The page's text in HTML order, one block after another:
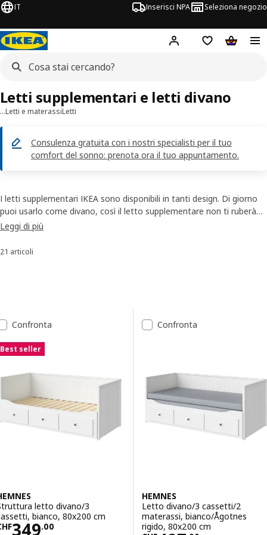
IT Inserisci NPA Seleziona negozio
Hej! Accedi ora
Foglietto degli
Carrello
…Letti e materassiLetti
Consulenza gratuita con i nostri specialisti per il tuo
comfort del sonno: prenota ora il tuo appuntamento.
Letti supplementari e letti divano
I letti supplementari IKEA sono disponibili in tanti design. Di giorno
puoi usarlo come divano, così il letto supplementare non ti ruberà
spazio prezioso e potrai godertelo nelle pause di relax.
Leggi di più
Ordina e filtra
21 articoli
Elenco dei risultati
Confronta
Best seller
letto divano/3
bianco, 80x200 cm
349.00CHF 349.00
Confronta
HEMNES
Letto divano/3 cassetti/2
materassi, bianco/Ågotnes
rigido, 80x200 cm